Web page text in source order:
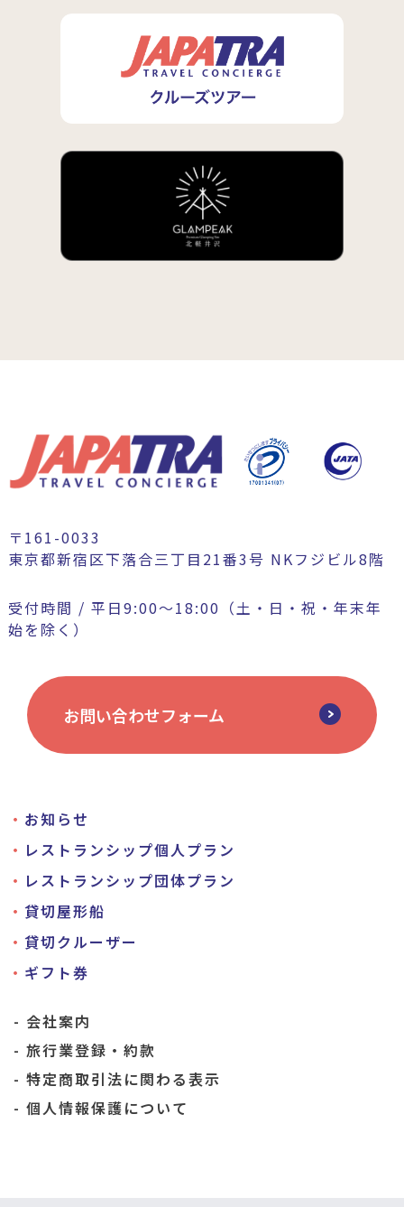
〒161-0033
東京都新宿区下落合三丁目21番3号 NKフジビル8階
受付時間 / 平日9:00〜18:00（土・日・祝・年末年
始を除く）
お問い合わせフォーム
お知らせ
レストランシップ個人プラン
レストランシップ団体プラン
貸切屋形船
貸切クルーザー
ギフト券
会社案内
旅行業登録・約款
特定商取引法に関わる表示
個人情報保護について